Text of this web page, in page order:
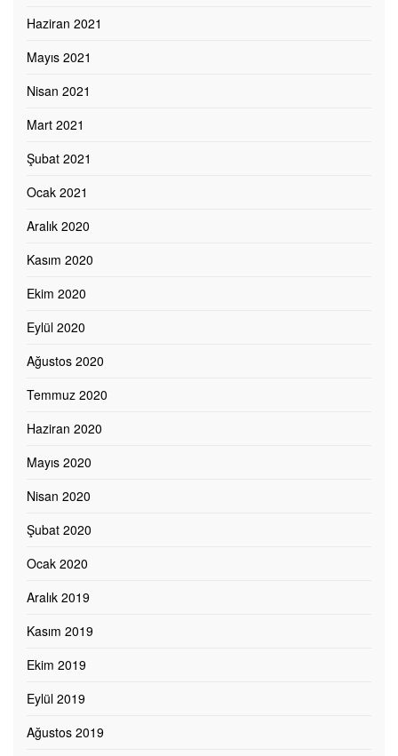
Haziran 2021
Mayıs 2021
Nisan 2021
Mart 2021
Şubat 2021
Ocak 2021
Aralık 2020
Kasım 2020
Ekim 2020
Eylül 2020
Ağustos 2020
Temmuz 2020
Haziran 2020
Mayıs 2020
Nisan 2020
Şubat 2020
Ocak 2020
Aralık 2019
Kasım 2019
Ekim 2019
Eylül 2019
Ağustos 2019